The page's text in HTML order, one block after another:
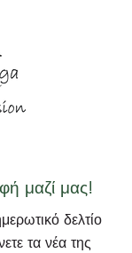
μαζί μας!
δελτίο
τα νέα της